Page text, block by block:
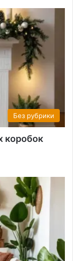
Без рубрики
коробок